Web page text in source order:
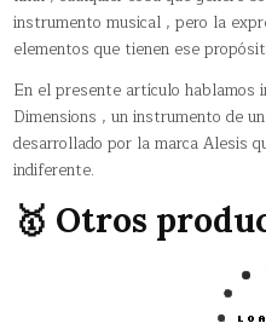
instrumento musical , pero la
elementos que tienen ese
En el presente artículo hablamos
Dimensions , un instrumento de
desarrollado por la marca Alesis
indiferente.
🥇 Otros